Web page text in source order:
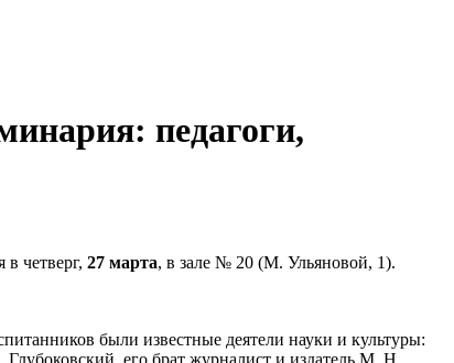
педагоги,
четверг, 27 марта, в зале № 20 (М. Ульяновой, 1).
были известные деятели науки и культуры:
его брат журналист и издатель М. Н.